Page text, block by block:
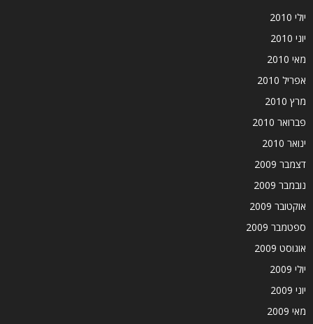
יולי 2010
יוני 2010
מאי 2010
אפריל 2010
מרץ 2010
פברואר 2010
ינואר 2010
דצמבר 2009
נובמבר 2009
אוקטובר 2009
ספטמבר 2009
אוגוסט 2009
יולי 2009
יוני 2009
מאי 2009